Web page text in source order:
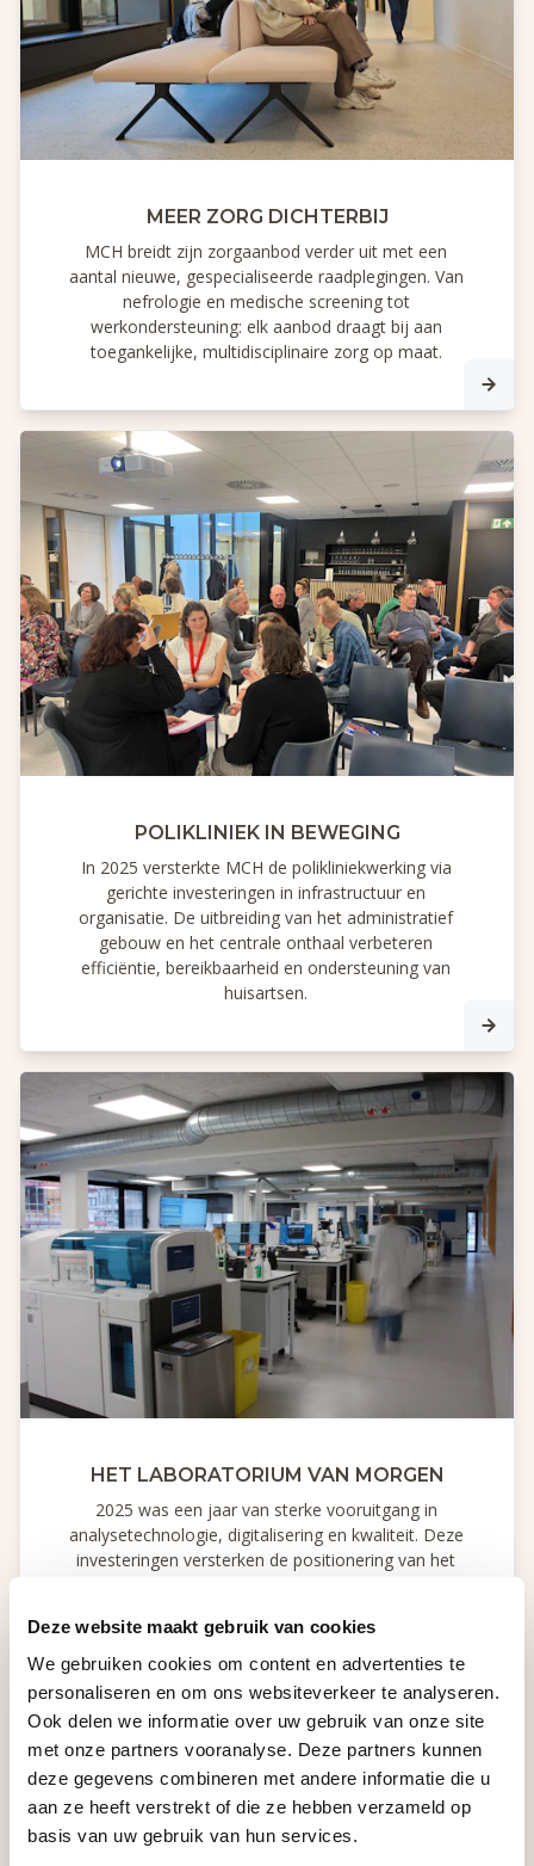
Deze website maakt gebruik van cookies
We gebruiken cookies om content en advertenties te
personaliseren en om ons websiteverkeer te analyseren.
Ook delen we informatie over uw gebruik van onze site
met onze partners vooranalyse. Deze partners kunnen
deze gegevens combineren met andere informatie die u
aan ze heeft verstrekt of die ze hebben verzameld op
basis van uw gebruik van hun services.
MEER ZORG DICHTERBIJ
MCH breidt zijn zorgaanbod verder uit met een
aantal nieuwe, gespecialiseerde raadplegingen. Van
nefrologie en medische screening tot
werkondersteuning: elk aanbod draagt bij aan
toegankelijke, multidisciplinaire zorg op maat.
POLIKLINIEK IN BEWEGING
In 2025 versterkte MCH de polikliniekwerking via
gerichte investeringen in infrastructuur en
organisatie. De uitbreiding van het administratief
gebouw en het centrale onthaal verbeteren
efficiëntie, bereikbaarheid en ondersteuning van
huisartsen.
HET LABORATORIUM VAN MORGEN
2025 was een jaar van sterke vooruitgang in
analysetechnologie, digitalisering en kwaliteit. Deze
investeringen versterken de positionering van het